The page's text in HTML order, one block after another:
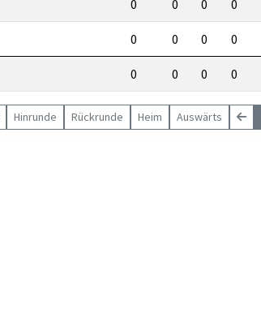
0 0 0 0
0 0 0 0
0 0 0 0
Hinrunde Rückrunde Heim Auswärts